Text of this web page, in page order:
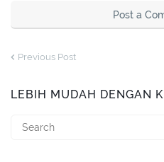
Post a
Previous Post
LEBIH MUDAH DENGAN